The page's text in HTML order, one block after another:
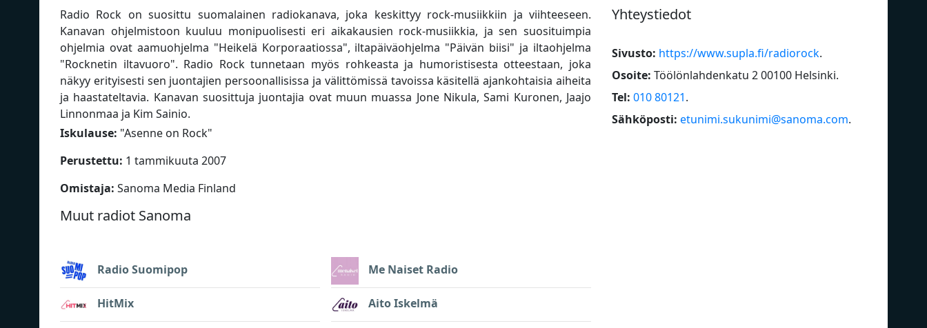
Radio Rock on suosittu suomalainen radiokanava, joka keskittyy rock-musiikkiin ja viihteeseen.
Kanavan ohjelmistoon kuuluu monipuolisesti eri aikakausien rock-musiikkia, ja sen suosituimpia
ohjelmia ovat aamuohjelma "Heikelä Korporaatiossa", iltapäiväohjelma "Päivän biisi" ja iltaohjelma
"Rocknetin iltavuoro". Radio Rock tunnetaan myös rohkeasta ja humoristisesta otteestaan, joka
näkyy erityisesti sen juontajien persoonallisissa ja välittömissä tavoissa käsitellä ajankohtaisia aiheita
ja haastateltavia. Kanavan suosittuja juontajia ovat muun muassa Jone Nikula, Sami Kuronen, Jaajo
Linnonmaa ja Kim Sainio.
Iskulause: "Asenne on Rock"
Perustettu: 1 tammikuuta 2007
Omistaja: Sanoma Media Finland
Muut radiot Sanoma
Radio Suomipop
HitMix
Me Naiset Radio
Aito Iskelmä
Yhteystiedot
Sivusto: https://www.supla.fi/radiorock.
Osoite: Töölönlahdenkatu 2 00100 Helsinki.
Tel: 010 80121.
Sähköposti: etunimi.sukunimi@sanoma.com.